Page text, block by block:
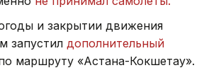
и закрытии движения
запустил дополнительный
маршруту «Астана-Кокшетау».